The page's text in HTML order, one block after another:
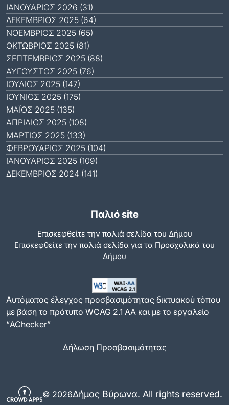
ΙΑΝΟΥΆΡΙΟΣ 2026 (31)
ΔΕΚΈΜΒΡΙΟΣ 2025 (64)
ΝΟΈΜΒΡΙΟΣ 2025 (65)
ΟΚΤΏΒΡΙΟΣ 2025 (81)
ΣΕΠΤΈΜΒΡΙΟΣ 2025 (88)
ΑΎΓΟΥΣΤΟΣ 2025 (76)
ΙΟΎΛΙΟΣ 2025 (147)
ΙΟΎΝΙΟΣ 2025 (175)
ΜΆΙΟΣ 2025 (135)
ΑΠΡΊΛΙΟΣ 2025 (108)
ΜΆΡΤΙΟΣ 2025 (133)
ΦΕΒΡΟΥΆΡΙΟΣ 2025 (104)
ΙΑΝΟΥΆΡΙΟΣ 2025 (109)
ΔΕΚΈΜΒΡΙΟΣ 2024 (141)
Παλιό site
Επισκεφθείτε την παλιά σελίδα του Δήμου
Eπισκεφθείτε την παλιά σελίδα για τα Προσχολικά του
Δήμου
Αυτόματος έλεγχος προσβασιμότητας δικτυακού τόπου
με βάση το πρότυπο WCAG 2.1 AA και με το εργαλείο
“AChecker”
Δήλωση Προσβασιμότητας
© 2026Δήμος Βύρωνα. All rights reserved.